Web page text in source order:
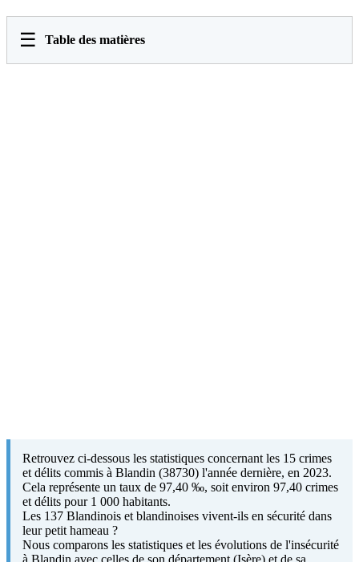
☰ Table des matières
Retrouvez ci-dessous les statistiques concernant les 15 crimes
et délits commis à Blandin (38730) l'année dernière, en 2023.
Cela représente un taux de 97,40 ‰, soit environ 97,40 crimes
et délits pour 1 000 habitants.
Les 137 Blandinois et blandinoises vivent-ils en sécurité dans
leur petit hameau ?
Nous comparons les statistiques et les évolutions de l'insécurité
à Blandin avec celles de son département (Isère) et de sa